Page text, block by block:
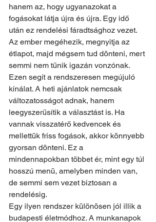
hanem az, hogy ugyanazokat a
fogásokat látja újra és újra. Egy idő
után ez rendelési fáradtsághoz vezet.
Az ember megéhezik, megnyitja az
étlapot, majd mégsem tud dönteni, mert
semmi nem tűnik igazán vonzónak.
Ezen segít a rendszeresen megújuló
kínálat. A heti ajánlatok nemcsak
változatosságot adnak, hanem
leegyszerűsítik a választást is. Ha
vannak visszatérő kedvencek és
mellettük friss fogások, akkor könnyebb
gyorsan dönteni. Ez a
mindennapokban többet ér, mint egy túl
hosszú menü, amelyben minden van,
de semmi sem vezet biztosan a
rendelésig.
Egy ilyen rendszer különösen jól illik a
budapesti életmódhoz. A munkanapok